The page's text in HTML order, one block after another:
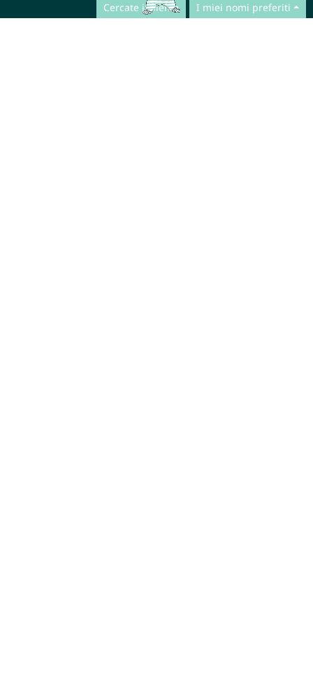
Cercate insieme I miei nomi preferiti